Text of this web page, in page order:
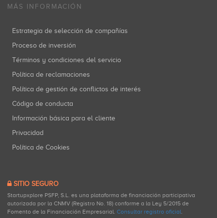
MÁS INFORMACIÓN
Estrategia de selección de compañías
Proceso de inversión
Términos y condiciones del servicio
Política de reclamaciones
Política de gestión de conflictos de interés
Código de conducta
Información básica para el cliente
Privacidad
Política de Cookies
SITIO SEGURO
Startupxplore PSFP, S.L. es una plataforma de financiación participativa
autorizada por la CNMV (Registro No. 18) conforme a la Ley 5/2015 de
Fomento de la Financiación Empresarial. Consultar registro oficial.